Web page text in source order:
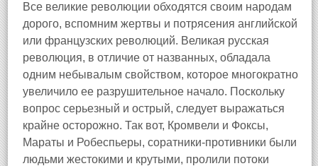
Все великие революции обходятся своим народам
дорого, вспомним жертвы и потрясения английской
или французских революций. Великая русская
революция, в отличие от названных, обладала
одним небывалым свойством, которое многократно
увеличило ее разрушительное начало. Поскольку
вопрос серьезный и острый, следует выражаться
крайне осторожно. Так вот, Кромвели и Фоксы,
Мараты и Робеспьеры, соратники‑противники были
людьми жестокими и крутыми, пролили потоки